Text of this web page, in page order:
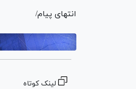
انتهای پیام/
لینک کوتاه